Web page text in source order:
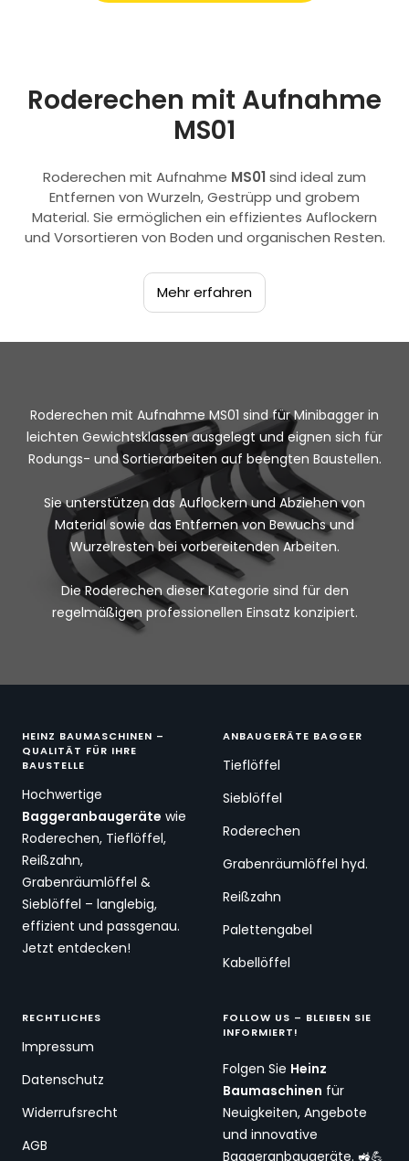
Roderechen mit Aufnahme
MS01
Roderechen mit Aufnahme MS01sind ideal zum
Entfernen von Wurzeln, Gestrüpp und grobem
Material. Sie ermöglichen ein effizientes Auflockern
und Vorsortieren von Boden und organischen Resten.
Mehr erfahren
Roderechen mit Aufnahme MS01 sind für Minibagger in
leichten Gewichtsklassen ausgelegt und eignen sich für
Rodungs- und Sortierarbeiten auf beengten Baustellen.
Sie unterstützen das Auflockern und Abziehen von
Material sowie das Entfernen von Bewuchs und
Wurzelresten bei vorbereitenden Arbeiten.
Die Roderechen dieser Kategorie sind für den
regelmäßigen professionellen Einsatz konzipiert.
HEINZ BAUMASCHINEN –
QUALITÄT FÜR IHRE
BAUSTELLE
Hochwertige
Baggeranbaugeräte wie
Roderechen, Tieflöffel,
Reißzahn,
Grabenräumlöffel &
Sieblöffel – langlebig,
effizient und passgenau.
Jetzt entdecken!
ANBAUGERÄTE BAGGER
Tieflöffel
Sieblöffel
Roderechen
Grabenräumlöffel hyd.
Reißzahn
Palettengabel
Kabellöffel
RECHTLICHES
Impressum
Datenschutz
Widerrufsrecht
AGB
FOLLOW US – BLEIBEN SIE
INFORMIERT!
Folgen Sie Heinz
Baumaschinen für
Neuigkeiten, Angebote
und innovative
Baggeranbaugeräte. 🚜💪